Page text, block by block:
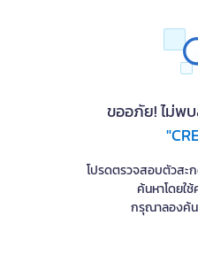
ขออภัย! ไม่พ
โปรดตรวจสอบตัวสะ
ค้นหาโดยใ
กรุณาลองค้